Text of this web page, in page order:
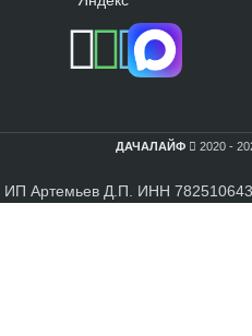
ДАЧАЛАЙФ 2020 -
ИП Артемьев Д.П. ИНН